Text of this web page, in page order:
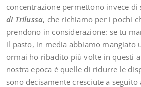
concentrazione permettono invece di
di Trilussa, che richiamo per i pochi
prendono in considerazione: se tu
il pasto, in media abbiamo mangiato
ormai ho ribadito più volte in questi
nostra epoca è quelle di ridurre le
sono decisamente cresciute a